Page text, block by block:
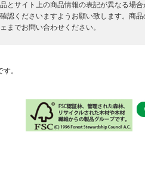
サイト上の商品情報の表記が異なる場合
認くださいますようお願い致します。商
までお問い合わせください。
。